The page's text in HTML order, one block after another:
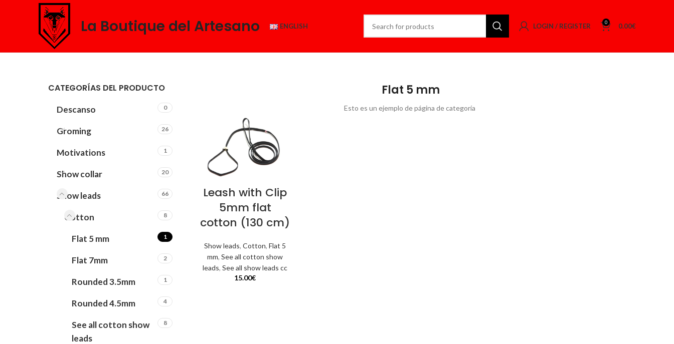
La Boutique del Artesano ENGLISH LOGIN / REGISTER 0 0.00€
CATEGORÍAS DEL PRODUCTO
Descanso 0
Groming 26
Motivations 1
Show collar 20
Show leads 66
Cotton 8
Flat 5 mm 1
Flat 7mm 2
Rounded 3.5mm 1
Rounded 4.5mm 4
See all cotton show
leads
8
Flat 5 mm
Esto es un ejemplo de página de categoría
Leash with Clip
5mm flat
cotton (130 cm)
Show leads,Cotton,Flat 5
mm,See all cotton show
leads,See all show leads cc
15.00€